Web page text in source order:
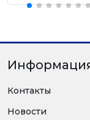
Контакты
Новости